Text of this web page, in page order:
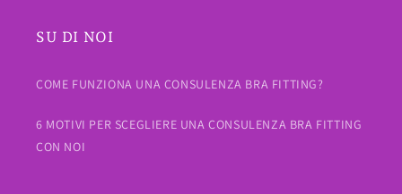
SU DI NOI
COME FUNZIONA UNA CONSULENZA BRA FITTING?
6 MOTIVI PER SCEGLIERE UNA CONSULENZA BRA FITTING
CON NOI